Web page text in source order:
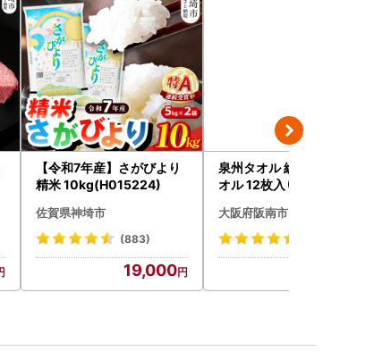
【令和7年産】さがびより
精米 10kg(H015224)
佐賀県神埼市
(883)
19,000
泉州タオル 総パイル 白タ
オル 12枚入り 210匁
大阪府阪南市